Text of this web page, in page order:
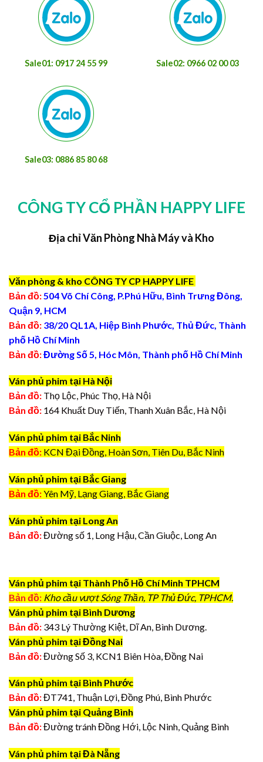
Sale01: 0917 24 55 99 Sale02: 0966 02 00 03
Sale03: 0886 85 80 68
CÔNG TY CỔ PHẦN HAPPY LIFE
Địa chỉ Văn Phòng Nhà Máy và Kho
Văn phòng & kho CÔNG TY CP HAPPY LIFE
Bản đồ: 504 Võ Chí Công, P.Phú Hữu, Bình Trưng Đông,
Quận 9, HCM
Bản đồ: 38/20 QL1A, Hiệp Bình Phước, Thủ Đức, Thành
phố Hồ Chí Minh
Bản đồ:Đường Số 5, Hóc Môn, Thành phố Hồ Chí Minh
Ván phủ phim tại Hà Nội
Bản đồ: Thọ Lộc, Phúc Thọ, Hà Nội
Bản đồ: 164 Khuất Duy Tiến, Thanh Xuân Bắc, Hà Nội
Ván phủ phim tại Bắc Ninh
Bản đồ: KCN Đại Đồng, Hoàn Sơn, Tiên Du, Bắc Ninh
Ván phủ phim tại Bắc Giang
Bản đồ:Yên Mỹ, Lạng Giang, Bắc Giang
Ván phủ phim tại Long An
Bản đồ:Đường số 1, Long Hậu, Cần Giuộc, Long An
Ván phủ phim tại Thành Phố Hồ Chí Minh TPHCM
Bản đồ: Kho cầu vượt Sóng Thần, TP Thủ Đức, TPHCM.
Ván phủ phim tại Bình Dương
Bản đồ: 343 Lý Thường Kiệt, Dĩ An, Bình Dương.
Ván phủ phim tại Đồng Nai
Bản đồ:Đường Số 3, KCN1 Biên Hòa, Đồng Nai
Ván phủ phim tại Bình Phước
Bản đồ:ĐT741, Thuận Lợi, Đồng Phú, Bình Phước
Ván phủ phim tại Quảng Bình
Bản đồ:Đường tránh Đồng Hới, Lộc Ninh, Quảng Bình
Ván phủ phim tại Đà Nẵng